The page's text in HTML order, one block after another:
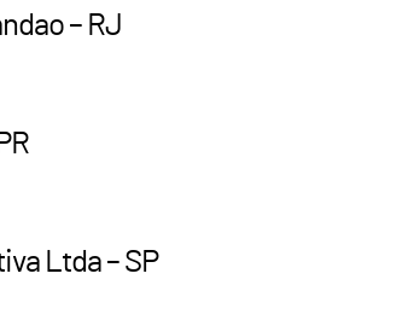
– RJ
Ltda – SP